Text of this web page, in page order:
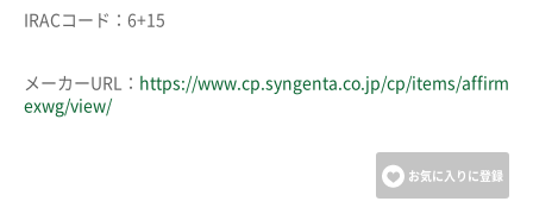
IRACコード：6+15
メーカーURL： https://www.cp.syngenta.co.jp/cp/items/affirm
exwg/view/
お気に入りに登録